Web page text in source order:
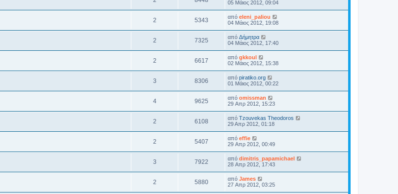
05 Μάιος 2012, 09:04
2 5343 από eleni_paliou
04 Μάιος 2012, 19:08
2 7325 από Δήμητρα
04 Μάιος 2012, 17:40
2 6617 από gkkoul
02 Μάιος 2012, 15:38
3 8306 από piratiko.org
01 Μάιος 2012, 00:22
4 9625 από omissman
29 Απρ 2012, 15:23
2 6108 από Tzouvekas Theodoros
29 Απρ 2012, 01:18
2 5407 από effie
29 Απρ 2012, 00:49
3 7922 από dimitris_papamichael
28 Απρ 2012, 17:43
2 5880 από James
27 Απρ 2012, 03:25